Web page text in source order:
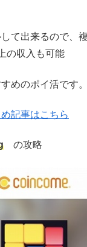
て出来るので、
の収入も可能
めのポイ活です。
記事はこちら
の攻略